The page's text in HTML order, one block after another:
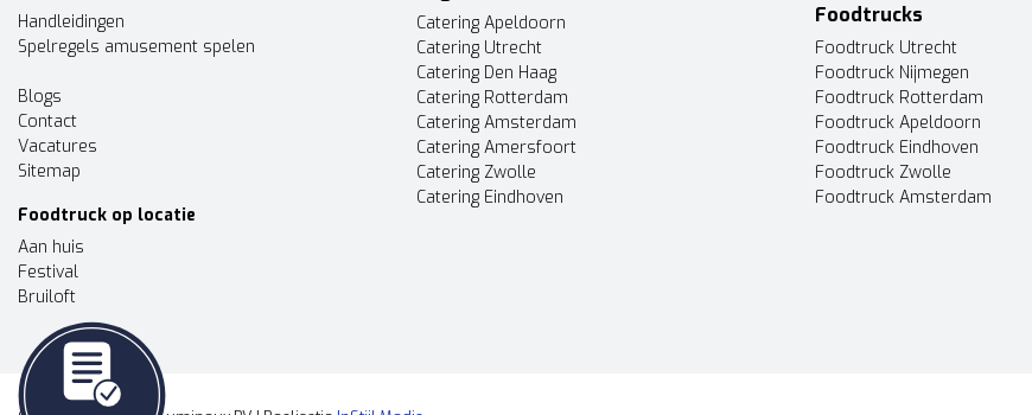
Handleidingen
Spelregels amusement spelen
Blogs
Contact
Vacatures
Sitemap
Foodtruck op locatie
Aan huis
Festival
Bruiloft
Catering Apeldoorn
Catering Utrecht
Catering Den Haag
Catering Rotterdam
Catering Amsterdam
Catering Amersfoort
Catering Zwolle
Catering Eindhoven
Foodtrucks
Foodtruck Utrecht
Foodtruck Nijmegen
Foodtruck Rotterdam
Foodtruck Apeldoorn
Foodtruck Eindhoven
Foodtruck Zwolle
Foodtruck Amsterdam